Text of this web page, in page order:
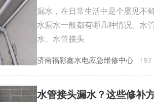
漏水，在日常生活中是个屡见不
水漏水一般都有哪几种情况。水
水、水管接头
济南福彩鑫水电应急维修中心 197
水管接头漏水？这些修补